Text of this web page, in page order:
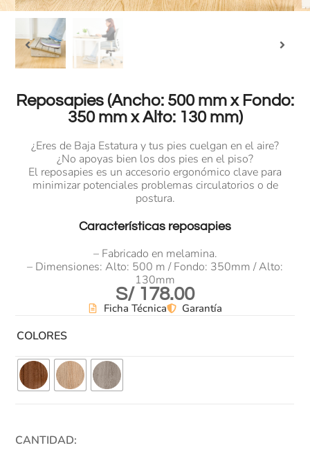
Reposapies (Ancho: 500 mm x Fondo:
350 mm x Alto: 130 mm)
¿Eres de Baja Estatura y tus pies cuelgan en el aire?
¿No apoyas bien los dos pies en el piso?
El reposapies es un accesorio ergonómico clave para
minimizar potenciales problemas circulatorios o de
postura.
Características reposapies
– Fabricado en melamina.
– Dimensiones: Alto: 500 m / Fondo: 350mm / Alto:
130mm
S/178.00
Ficha Técnica Garantía
COLORES
CANTIDAD: